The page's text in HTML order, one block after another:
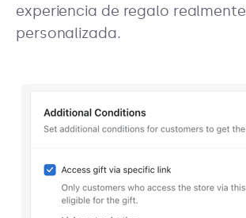
experiencia de regalo realmente
personalizada.